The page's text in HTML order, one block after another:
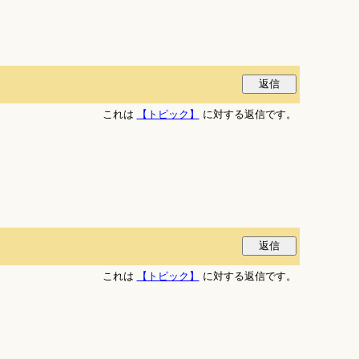
これは
【トピック】 に対する返信です。
これは
【トピック】 に対する返信です。